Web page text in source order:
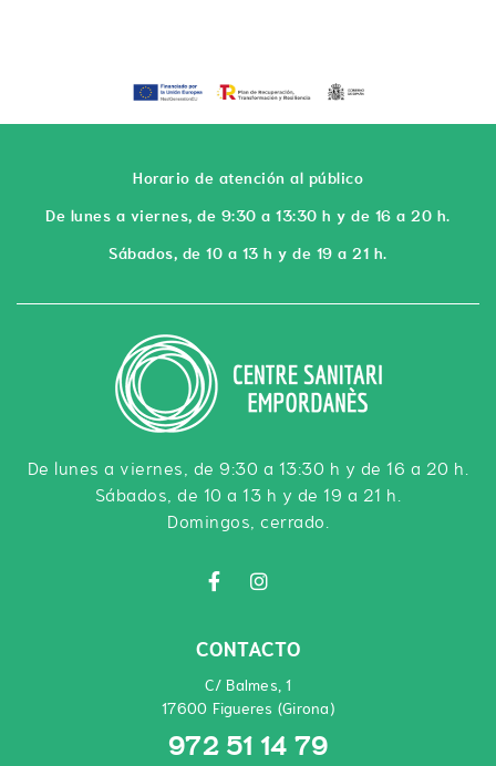
Horario de atención al público
De lunes a viernes, de 9:30 a 13:30 h y de 16 a 20 h.
Sábados, de 10 a 13 h y de 19 a 21 h.
De lunes a viernes, de 9:30 a 13:30 h y de 16 a 20 h.
Sábados, de 10 a 13 h y de 19 a 21 h.
Domingos, cerrado.
CONTACTO
C/ Balmes, 1
17600 Figueres (Girona)
972 51 14 79